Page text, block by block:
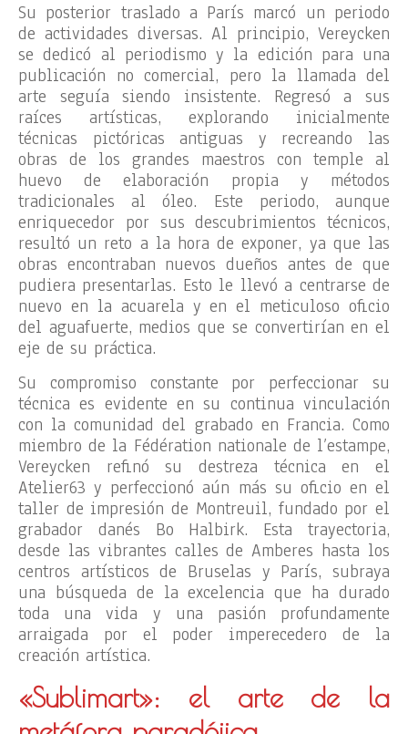
Su posterior traslado a París marcó un periodo
de actividades diversas. Al principio, Vereycken
se dedicó al periodismo y la edición para una
publicación no comercial, pero la llamada del
arte seguía siendo insistente. Regresó a sus
raíces artísticas, explorando inicialmente
técnicas pictóricas antiguas y recreando las
obras de los grandes maestros con temple al
huevo de elaboración propia y métodos
tradicionales al óleo. Este periodo, aunque
enriquecedor por sus descubrimientos técnicos,
resultó un reto a la hora de exponer, ya que las
obras encontraban nuevos dueños antes de que
pudiera presentarlas. Esto le llevó a centrarse de
nuevo en la acuarela y en el meticuloso oficio
del aguafuerte, medios que se convertirían en el
eje de su práctica.
Su compromiso constante por perfeccionar su
técnica es evidente en su continua vinculación
con la comunidad del grabado en Francia. Como
miembro de la Fédération nationale de l’estampe,
Vereycken refinó su destreza técnica en el
Atelier63 y perfeccionó aún más su oficio en el
taller de impresión de Montreuil, fundado por el
grabador danés Bo Halbirk. Esta trayectoria,
desde las vibrantes calles de Amberes hasta los
centros artísticos de Bruselas y París, subraya
una búsqueda de la excelencia que ha durado
toda una vida y una pasión profundamente
arraigada por el poder imperecedero de la
creación artística.
«Sublimart»: el arte de la